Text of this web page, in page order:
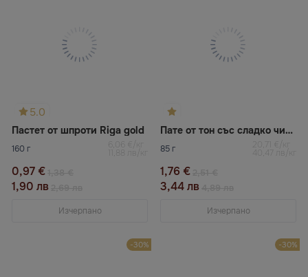
5.0
Пастет от шпроти Riga gold
160 г 6,06 €/кг
11,88 лв/кг
0,97 €
1,90 лв
Изчерпано
Пате от тон със сладко чили
85 г 20,71 €/кг
40,47 лв/кг
1,76 €
3,44 лв
Изчерпано
-30% -30%